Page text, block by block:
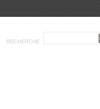
RECHERCHE